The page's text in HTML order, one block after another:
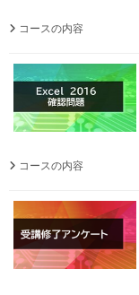
コースの内容
コースの内容